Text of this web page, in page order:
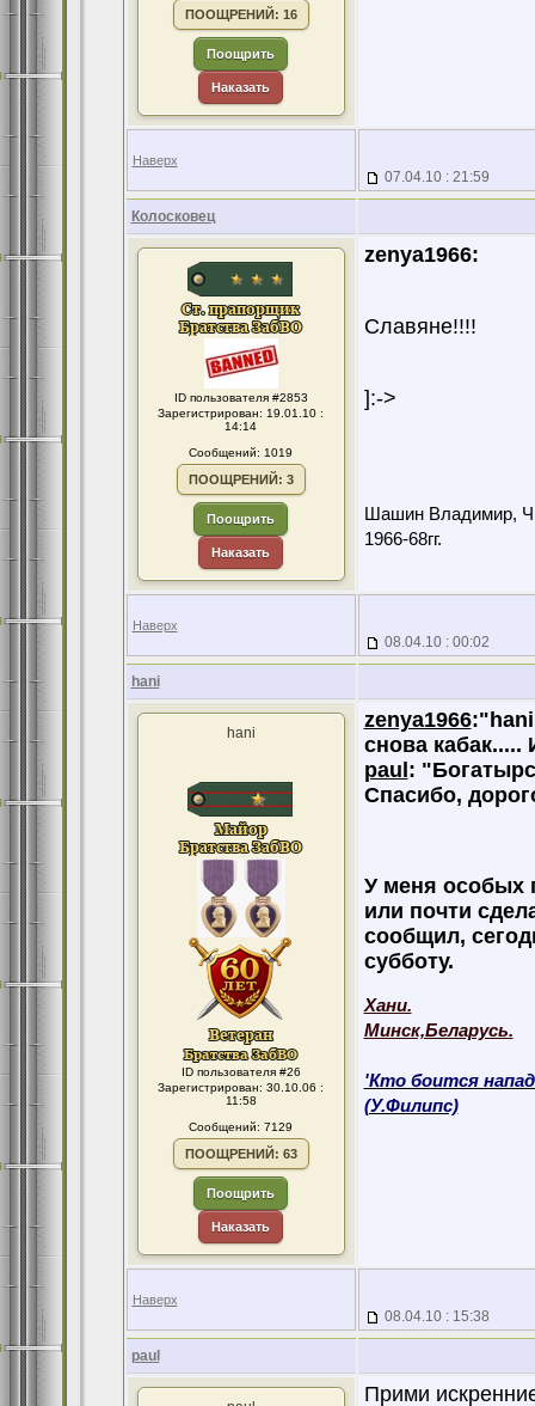
ПООЩРЕНИЙ: 16
Поощрить
Наказать
Наверх
07.04.10 : 21:59
Колосковец
ID пользователя #2853
Зарегистрирован: 19.01.10 :
14:14
Сообщений: 1019
ПООЩРЕНИЙ: 3
Поощрить
Наказать
zenya1966:
Славяне!!!!
]:->
Шашин Владимир,
1966-68гг.
Наверх
08.04.10 : 00:02
hani
hani
ID пользователя #26
Зарегистрирован: 30.10.06 :
11:58
Сообщений: 7129
ПООЩРЕНИЙ: 63
Поощрить
Наказать
zenya1966
снова
paul :
Спасибо,
У меня особых
или почти
сообщил,
субботу.
Хани.
Минск,Беларусь.
'Кто боится
(У.Филипс)
Наверх
08.04.10 : 15:38
paul
Прими